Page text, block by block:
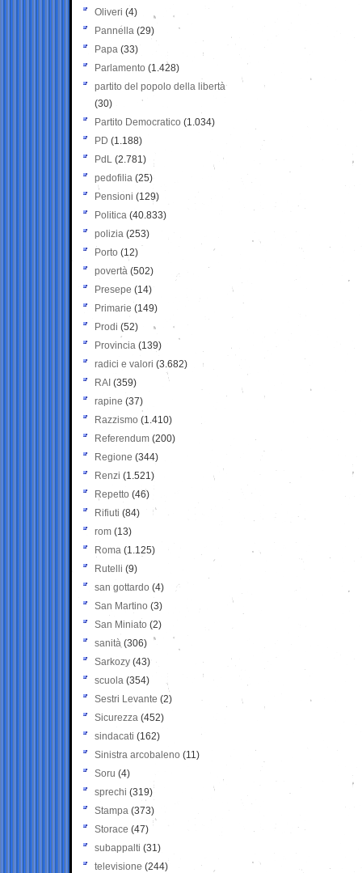
Oliveri (4)
Pannella (29)
Papa (33)
Parlamento (1.428)
partito del popolo della libertà
(30)
Partito Democratico (1.034)
PD (1.188)
PdL (2.781)
pedofilia (25)
Pensioni (129)
Politica (40.833)
polizia (253)
Porto (12)
povertà (502)
Presepe (14)
Primarie (149)
Prodi (52)
Provincia (139)
radici e valori (3.682)
RAI (359)
rapine (37)
Razzismo (1.410)
Referendum (200)
Regione (344)
Renzi (1.521)
Repetto (46)
Rifiuti (84)
rom (13)
Roma (1.125)
Rutelli (9)
san gottardo (4)
San Martino (3)
San Miniato (2)
sanità (306)
Sarkozy (43)
scuola (354)
Sestri Levante (2)
Sicurezza (452)
sindacati (162)
Sinistra arcobaleno (11)
Soru (4)
sprechi (319)
Stampa (373)
Storace (47)
subappalti (31)
televisione(244)